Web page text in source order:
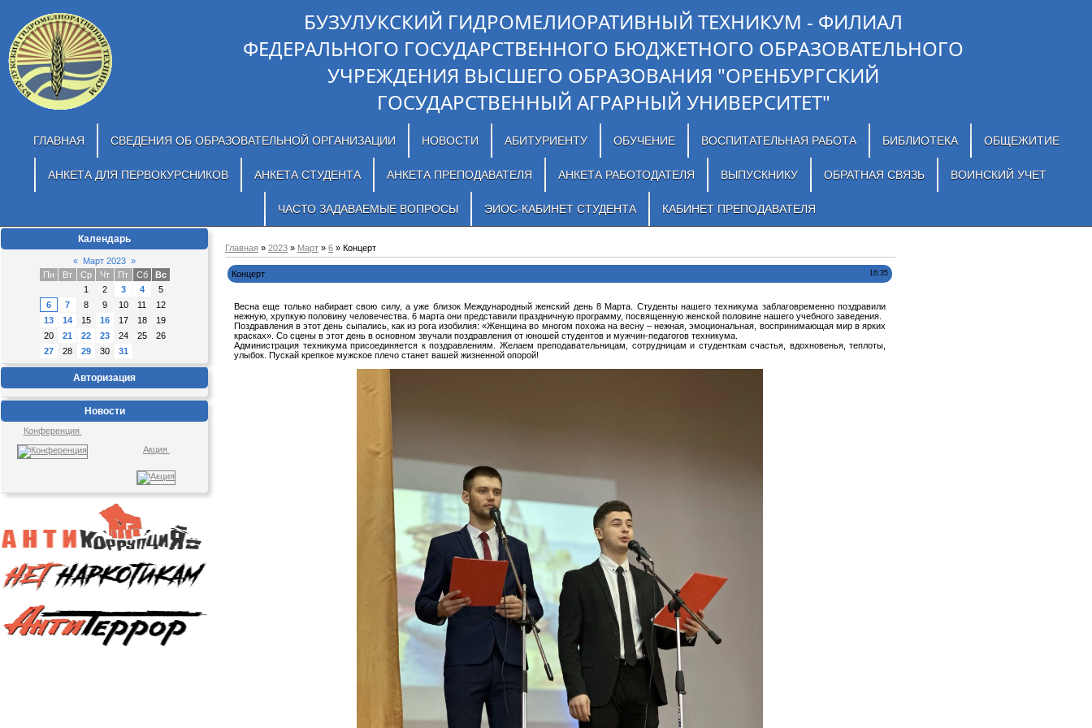
БУЗУЛУКСКИЙ ГИДРОМЕЛИОРАТИВНЫЙ ТЕХНИКУМ - ФИЛИАЛ
ФЕДЕРАЛЬНОГО ГОСУДАРСТВЕННОГО БЮДЖЕТНОГО ОБРАЗОВАТЕЛЬНОГО
УЧРЕЖДЕНИЯ ВЫСШЕГО ОБРАЗОВАНИЯ "ОРЕНБУРГСКИЙ
ГОСУДАРСТВЕННЫЙ АГРАРНЫЙ УНИВЕРСИТЕТ"
ГЛАВНАЯ СВЕДЕНИЯ ОБ ОБРАЗОВАТЕЛЬНОЙ ОРГАНИЗАЦИИ НОВОСТИ АБИТУРИЕНТУ ОБУЧЕНИЕ ВОСПИТАТЕЛЬНАЯ РАБОТА БИБЛИОТЕКА ОБЩЕЖИТИЕ
АНКЕТА ДЛЯ ПЕРВОКУРСНИКОВ АНКЕТА СТУДЕНТА АНКЕТА ПРЕПОДАВАТЕЛЯ АНКЕТА РАБОТОДАТЕЛЯ ВЫПУСКНИКУ ОБРАТНАЯ СВЯЗЬ ВОИНСКИЙ УЧЕТ
ЧАСТО ЗАДАВАЕМЫЕ ВОПРОСЫ ЭИОС-КАБИНЕТ СТУДЕНТА КАБИНЕТ ПРЕПОДАВАТЕЛЯ
Календарь
« Март 2023 »
Пн
Вт Ср Чт Пт Сб
Вс
1
2 3 4
5
6
7 8 9 10 11
12
13
14 15 16 17 18
19
20
21 22 23 24 25
26
27
28 29 30 31
Авторизация
Новости
Конференция
Акция
Главная » 2023 » Март » 6 » Концерт
16:35
Концерт
Весна еще только набирает свою силу, а уже близок Международный женский день 8 Марта. Студенты нашего техникума заблаговременно поздравили
нежную, хрупкую половину человечества. 6 марта они представили праздничную программу, посвященную женской половине нашего учебного заведения.
Поздравления в этот день сыпались, как из рога изобилия: «Женщина во многом похожа на весну – нежная, эмоциональная, воспринимающая мир в ярких
красках». Со сцены в этот день в основном звучали поздравления от юношей студентов и мужчин-педагогов техникума.
Администрация техникума присоединяется к поздравлениям. Желаем преподавательницам, сотрудницам и студенткам счастья, вдохновенья, теплоты,
улыбок. Пускай крепкое мужское плечо станет вашей жизненной опорой!